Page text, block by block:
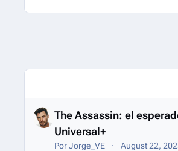
Entries in this blog
The Assassin: el
Universal+
PorJorge_VE August 22,